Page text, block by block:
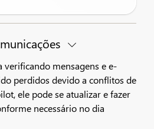
mensagens e e-
perdidos devido a conflitos de
ele pode se atualizar e fazer
necessário no dia